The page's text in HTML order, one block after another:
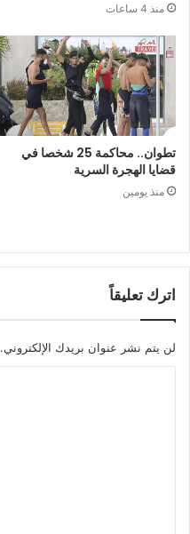
منذ 4 ساعات
تطوان.. محاكمة 25 شخصا في
قضايا الهجرة السرية
منذ يومين
اترك تعليقاً
لن يتم نشر عنوان بريدك الإلكتروني.